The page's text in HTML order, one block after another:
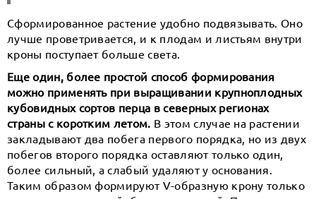
Сформированное растение удобно подвязывать. Оно
лучше проветривается, и к плодам и листьям внутри
кроны поступает больше света.
Еще один, более простой способ формирования
можно применять при выращивании крупноплодных
кубовидных сортов перца в северных регионах
страны с коротким летом. В этом случае на растении
закладывают два побега первого порядка, но из двух
побегов второго порядка оставляют только один,
более сильный, а слабый удаляют у основания.
Таким образом формируют V-образную крону только